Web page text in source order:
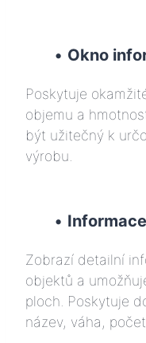
• Okno
Poskytuje
objemu a
být užitečný k
výrobu.
•
Zobrazí detailní
objektů a
ploch. Poskytuje
název, váha,